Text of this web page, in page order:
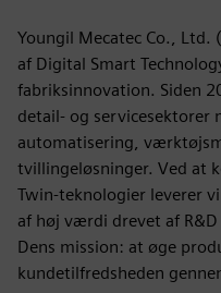
Youngil Mecatec Co., Ltd.
af Digital Smart
fabriksinnovation. Siden
detail- og servicesektorer
automatisering,
tvillingeløsninger. Ved at
Twin-teknologier leverer
af høj værdi drevet af
Dens mission: at øge
kundetilfredsheden